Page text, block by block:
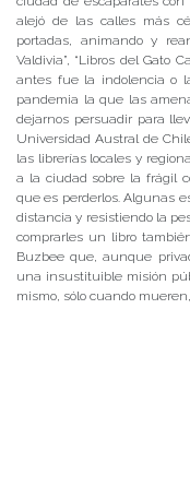
alejó de las calles más
portadas, animando y
Valdivia”, “Libros del Gato
antes fue la indolencia o
pandemia la que las
dejarnos persuadir para
Universidad Austral de
las librerías locales y
a la ciudad sobre la frágil
que es perderlos. Algunas
distancia y resistiendo la
comprarles un libro
Buzbee que, aunque
una insustituible misión
mismo, sólo cuando